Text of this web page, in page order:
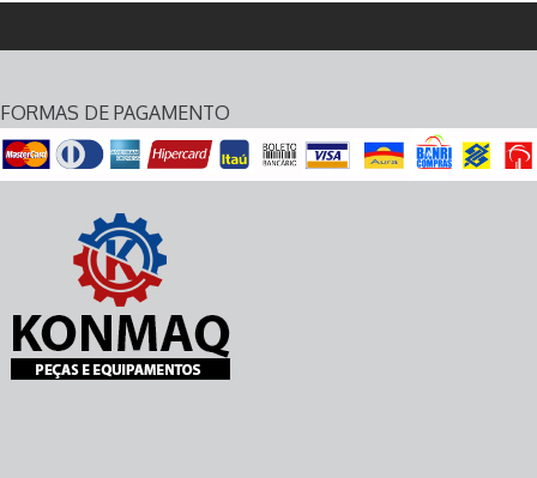
FORMAS DE PAGAMENTO